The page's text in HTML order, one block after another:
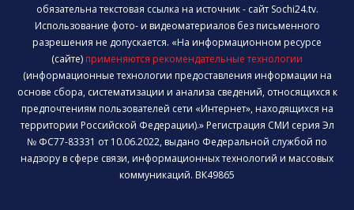
обязательна текстовая ссылка на источник - сайт Sochi24.tv.
Использование фото- и видеоматериалов без письменного
разрешения не допускается. «На информационном ресурсе
(сайте) применяются рекомендательные технологии
(информационные технологии предоставления информации на
основе сбора, систематизации и анализа сведений, относящихся к
предпочтениям пользователей сети «Интернет», находящихся на
территории Российской Федерации).» Регистрация СМИ серия Эл
№ ФС77-83331 от 10.06.2022, выдано Федеральной службой по
надзору в сфере связи, информационных технологий и массовых
коммуникаций. ВК49865